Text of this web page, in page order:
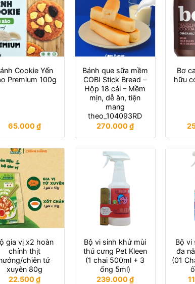
Cookie Yến
Premium 100g
65.000₫
Bánh que sữa mềm
COBI Stick Bread –
Hộp 18 cái – Mềm
mịn, dễ ăn, tiện
mang
theo_104093RD
270.000₫
Bơ
hữu
gia vị x2 hoàn
chỉnh thịt
chiên tứ
xuyên 80g
22.500₫
Bộ vi sinh khử mùi
thú cưng Pet Kleen
(1 chai 500ml + 3
ống 5ml)
239.000₫
Bộ vi
đa
(01